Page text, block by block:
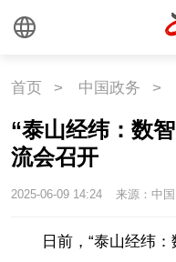
首页 > 中国政务 >
“泰山经纬：数
流会召开
2025-06-09 14:24 来源：中国
日前，“泰山经纬